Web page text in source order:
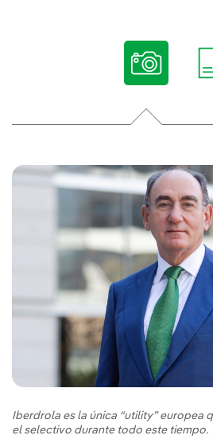
Iberdrola es la única “utility” europea
el selectivo durante todo este tiempo.